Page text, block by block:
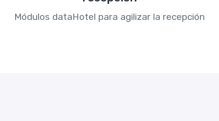
Módulos dataHotel para agilizar la recepción